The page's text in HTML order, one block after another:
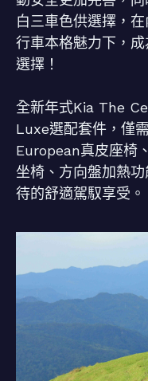
白三車色供選擇，
行車本格魅力下，
選擇！
全新年式Kia The
Luxe選配套件，僅
European真皮座椅
坐椅、方向盤加熱
待的舒適駕馭享受。